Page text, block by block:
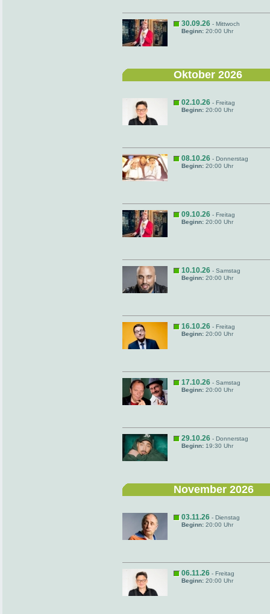
30.09.26 - Mittwoch
Beginn: 20:00 Uhr
Oktober 2026
02.10.26 - Freitag
Beginn: 20:00 Uhr
08.10.26 - Donnerstag
Beginn: 20:00 Uhr
09.10.26 - Freitag
Beginn: 20:00 Uhr
10.10.26 - Samstag
Beginn: 20:00 Uhr
16.10.26 - Freitag
Beginn: 20:00 Uhr
17.10.26 - Samstag
Beginn: 20:00 Uhr
29.10.26 - Donnerstag
Beginn: 19:30 Uhr
November 2026
03.11.26 - Dienstag
Beginn: 20:00 Uhr
06.11.26 - Freitag
Beginn: 20:00 Uhr